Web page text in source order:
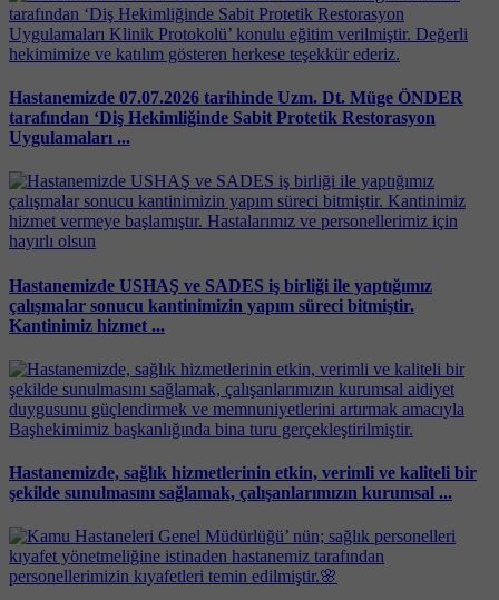
Hastanemizde 07.07.2026 tarihinde Uzm. Dt. Müge ÖNDER
tarafından ‘Diş Hekimliğinde Sabit Protetik Restorasyon
Uygulamaları ...
Hastanemizde USHAŞ ve SADES iş birliği ile yaptığımız
çalışmalar sonucu kantinimizin yapım süreci bitmiştir.
Kantinimiz hizmet ...
Hastanemizde, sağlık hizmetlerinin etkin, verimli ve kaliteli bir
şekilde sunulmasını sağlamak, çalışanlarımızın kurumsal ...